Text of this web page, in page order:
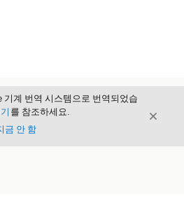
기계 번역 시스템으로 번역되었습
를 참조하세요.
금 안 함
닫기